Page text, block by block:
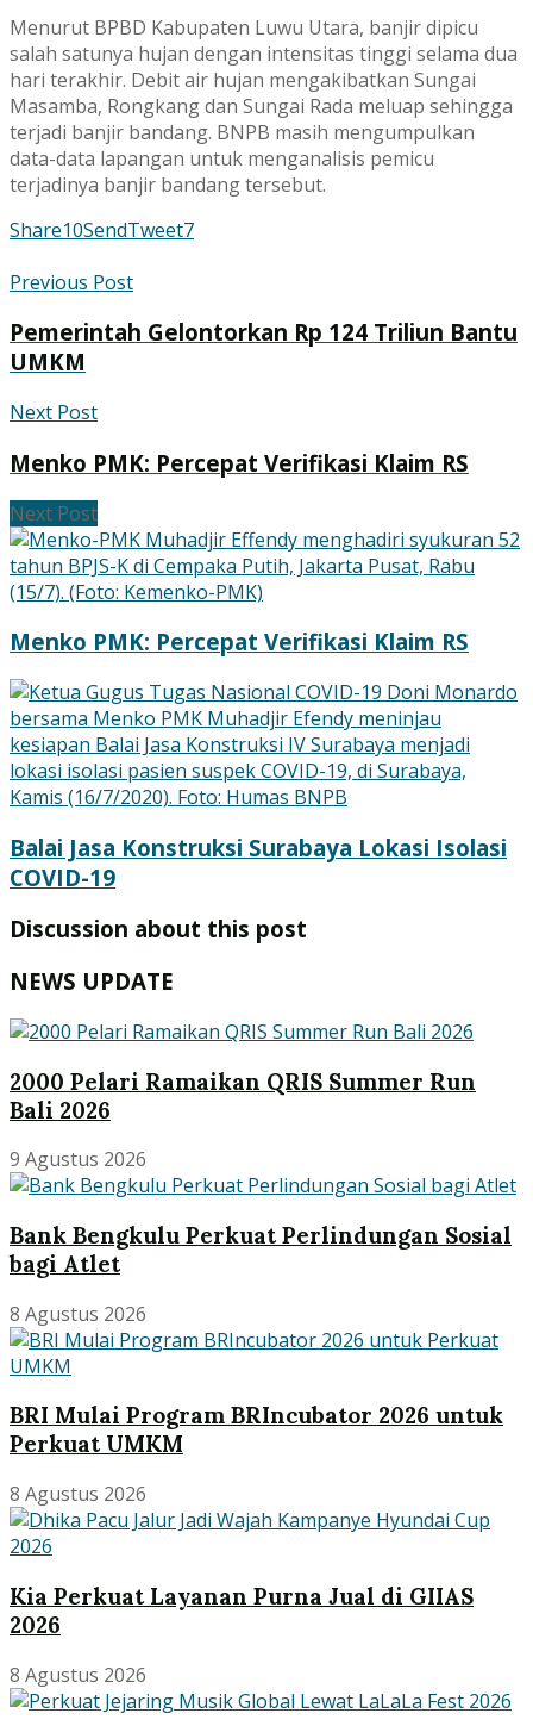
Menurut BPBD Kabupaten Luwu Utara, banjir dipicu
salah satunya hujan dengan intensitas tinggi selama dua
hari terakhir. Debit air hujan mengakibatkan Sungai
Masamba, Rongkang dan Sungai Rada meluap sehingga
terjadi banjir bandang. BNPB masih mengumpulkan
data-data lapangan untuk menganalisis pemicu
terjadinya banjir bandang tersebut.
Share10SendTweet7
Previous Post
Pemerintah Gelontorkan Rp 124 Triliun Bantu
UMKM
Next Post
Menko PMK: Percepat Verifikasi Klaim RS
Next Post
Menko PMK: Percepat Verifikasi Klaim RS
Balai Jasa Konstruksi Surabaya Lokasi Isolasi
COVID-19
Discussion about this post
NEWS UPDATE
2000 Pelari Ramaikan QRIS Summer Run
Bali 2026
9 Agustus 2026
Bank Bengkulu Perkuat Perlindungan Sosial
bagi Atlet
8 Agustus 2026
BRI Mulai Program BRIncubator 2026 untuk
Perkuat UMKM
8 Agustus 2026
Kia Perkuat Layanan Purna Jual di GIIAS
2026
8 Agustus 2026